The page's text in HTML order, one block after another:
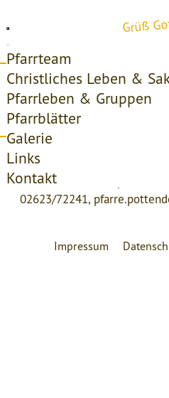
Pfarrteam
Christliches Leben &
Pfarrleben & Gruppen
Pfarrblätter
Galerie
Links
Kontakt
Grüß
Startseite
Access forbidden!
Pfarre
Kirchenplatz 4,
02623/72241,
Impressum